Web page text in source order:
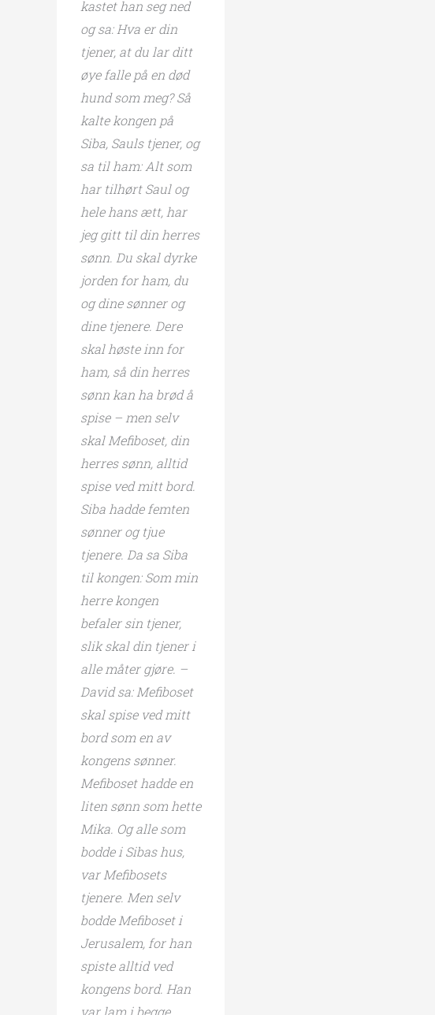
kastet han seg ned
og sa: Hva er din
tjener, at du lar ditt
øye falle på en død
hund som meg? Så
kalte kongen på
Siba, Sauls tjener, og
sa til ham: Alt som
har tilhørt Saul og
hele hans ætt, har
jeg gitt til din herres
sønn. Du skal dyrke
jorden for ham, du
og dine sønner og
dine tjenere. Dere
skal høste inn for
ham, så din herres
sønn kan ha brød å
spise – men selv
skal Mefiboset, din
herres sønn, alltid
spise ved mitt bord.
Siba hadde femten
sønner og tjue
tjenere. Da sa Siba
til kongen: Som min
herre kongen
befaler sin tjener,
slik skal din tjener i
alle måter gjøre. –
David sa: Mefiboset
skal spise ved mitt
bord som en av
kongens sønner.
Mefiboset hadde en
liten sønn som hette
Mika. Og alle som
bodde i Sibas hus,
var Mefibosets
tjenere. Men selv
bodde Mefiboset i
Jerusalem, for han
spiste alltid ved
kongens bord. Han
var lam i begge